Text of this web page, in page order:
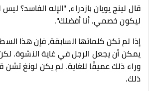
قال لينج يويان بازدراء، "الإله الفاسد؟
ليكون خصمي. أنا أفضلك".
إذا لم تكن كلماتها السابقة، فإن هذا
يمكن أن يجعل الرجل في غاية النشوة.
وراء ذلك عميقًا للغاية. لم يكن لونغ تشن
ذلك.